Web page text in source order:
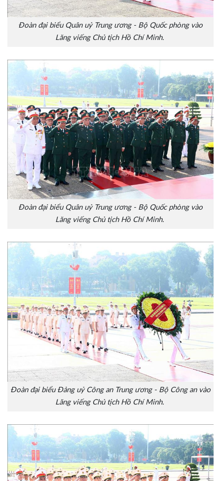
Đoàn đại biểu Quân uỷ Trung ương - Bộ Quốc phòng vào
Lăng viếng Chủ tịch Hồ Chí Minh.
Đoàn đại biểu Quân uỷ Trung ương - Bộ Quốc phòng vào
Lăng viếng Chủ tịch Hồ Chí Minh.
Đoàn đại biểu Đảng uỷ Công an Trung ương - Bộ Công an vào
Lăng viếng Chủ tịch Hồ Chí Minh.